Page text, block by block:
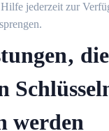
jederzeit zur
werden